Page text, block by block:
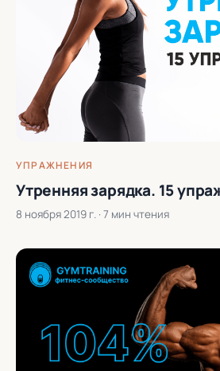
УПРАЖНЕНИЯ
Утренняя зарядка. 15
8 ноября 2019 г. · 7 мин чтения